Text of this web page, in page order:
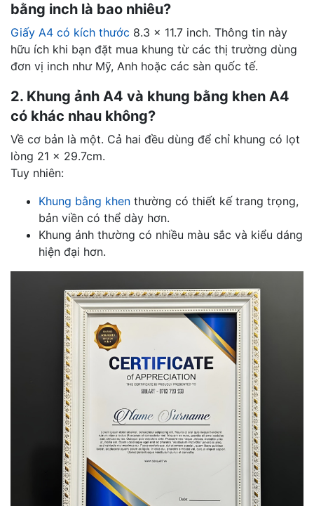
bằng inch là bao nhiêu?
Giấy A4 có kích thước 8.3 x 11.7 inch. Thông tin này
hữu ích khi bạn đặt mua khung từ các thị trường dùng
đơn vị inch như Mỹ, Anh hoặc các sàn quốc tế.
2. Khung ảnh A4 và khung bằng khen A4
có khác nhau không?
Về cơ bản là một. Cả hai đều dùng để chỉ khung có lọt
lòng 21 x 29.7cm.
Tuy nhiên:
Khung bằng khen thường có thiết kế trang trọng,
bản viền có thể dày hơn.
Khung ảnh thường có nhiều màu sắc và kiểu dáng
hiện đại hơn.